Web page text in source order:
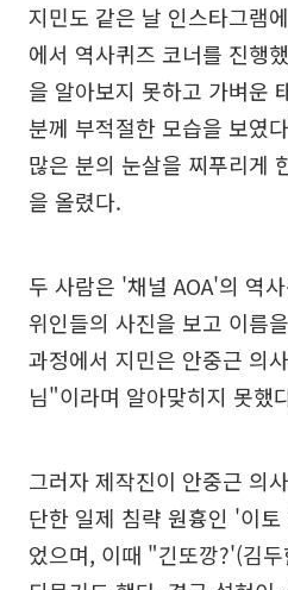
지민도 같은 날 인스타그램
에서 역사퀴즈 코너를 진행
을 알아보지 못하고 가벼운
분께 부적절한 모습을 보였
많은 분의 눈살을 찌푸리게
을 올렸다.
두 사람은 '채널 AOA'의 역
위인들의 사진을 보고 이름
과정에서 지민은 안중근 의
님"이라며 알아맞히지 못했
그러자 제작진이 안중근 의
단한 일제 침략 원흉인 '이
었으며, 이때 "긴또깡?'(김